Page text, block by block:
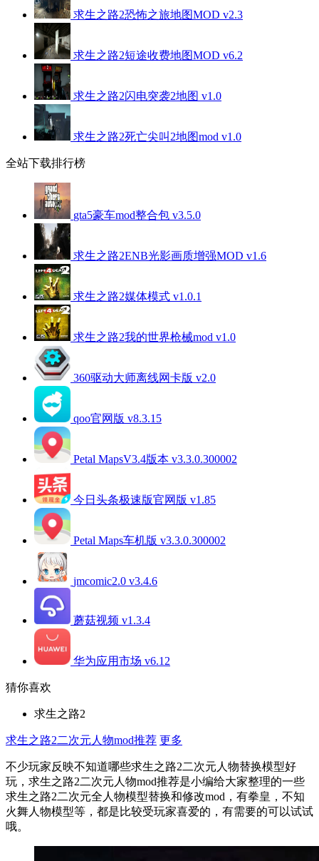
求生之路2恐怖之旅地图MOD v2.3
求生之路2短途收费地图MOD v6.2
求生之路2闪电突袭2地图 v1.0
求生之路2死亡尖叫2地图mod v1.0
全站下载排行榜
gta5豪车mod整合包 v3.5.0
求生之路2ENB光影画质增强MOD v1.6
求生之路2媒体模式 v1.0.1
求生之路2我的世界枪械mod v1.0
360驱动大师离线网卡版 v2.0
qoo官网版 v8.3.15
Petal MapsV3.4版本 v3.3.0.300002
今日头条极速版官网版 v1.85
Petal Maps车机版 v3.3.0.300002
jmcomic2.0 v3.4.6
蘑菇视频 v1.3.4
华为应用市场 v6.12
猜你喜欢
求生之路2
求生之路2二次元人物mod推荐 更多
不少玩家反映不知道哪些求生之路2二次元人物替换模型好
玩，求生之路2二次元人物mod推荐是小编给大家整理的一些
求生之路2二次元全人物模型替换和修改mod，有拳皇，不知
火舞人物模型等，都是比较受玩家喜爱的，有需要的可以试试
哦。